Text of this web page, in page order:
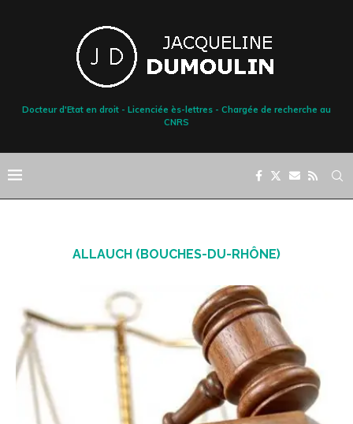
Docteur d'Etat en droit - Licenciée ès-lettres - Chargée de recherche au
CNRS
ALLAUCH (BOUCHES-DU-RHÔNE)